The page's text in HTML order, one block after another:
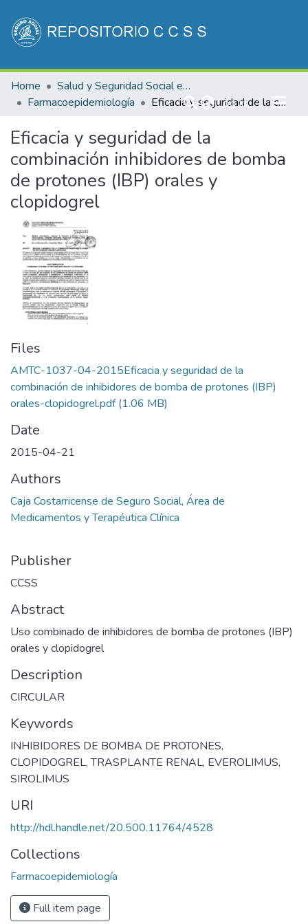
Log In(current)
Communities & Collections
All of DSpace
Home
Salud y Seguridad Social en Costa Rica
Farmacoepidemiología
Eficacia y seguridad de la combinación inhibidores de bomba de protones (IBP) orales y clopidogrel
Eficacia y seguridad de la
combinación inhibidores de bomba
de protones (IBP) orales y
clopidogrel
Files
AMTC-1037-04-2015Eficacia y seguridad de la
combinación de inhibidores de bomba de protones (IBP)
orales-clopidogrel.pdf(1.06 MB)
Date
2015-04-21
Authors
Caja Costarricense de Seguro Social, Área de
Medicamentos y Terapéutica Clínica
Publisher
CCSS
Abstract
Uso combinado de inhibidores de bomba de protones (IBP)
orales y clopidogrel
Description
CIRCULAR
Keywords
INHIBIDORES DE BOMBA DE PROTONES,
CLOPIDOGREL,TRASPLANTE RENAL, EVEROLIMUS,
SIROLIMUS
URI
http://hdl.handle.net/20.500.11764/4528
Collections
Farmacoepidemiología
Full item page